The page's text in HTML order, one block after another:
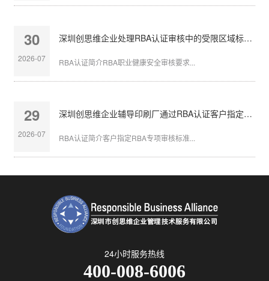
30
2026-07
深圳创思维企业处理RBA认证审核中的受限区域标识不清
RBA认证简介RBA职业健康安全审核要求...
29
2026-07
深圳创思维企业辅导印刷厂通过RBA认证客户指定审核
RBA认证简介客户指定RBA专项审核标准...
24小时服务热线
400-008-6006